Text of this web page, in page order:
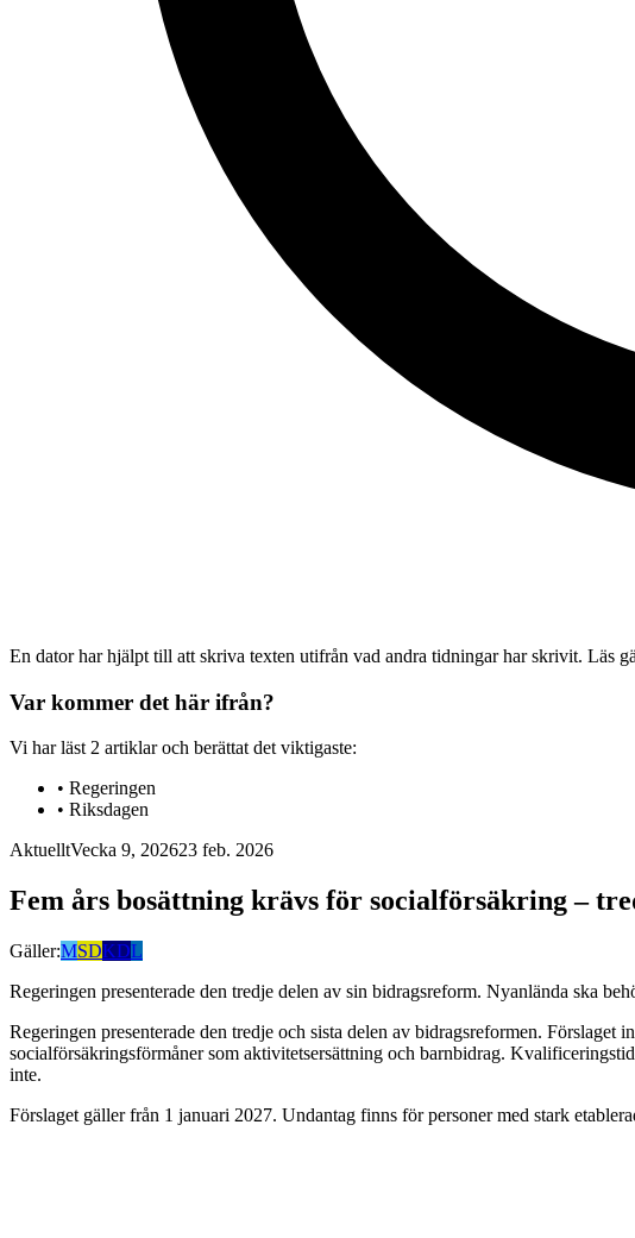
En dator har hjälpt till att skriva texten utifrån vad andra tidningar har skrivit. Läs
Var kommer det här ifrån?
Vi har läst 2 artiklaroch berättat det viktigaste:
• Regeringen
• Riksdagen
AktuelltVecka 9, 202623 feb. 2026
Fem års bosättning krävs för socialförsäkring –
Gäller:MSDKDL
Regeringen presenterade den tredje delen av sin bidragsreform. Nyanlända ska
Regeringen presenterade den tredje och sista delen av bidragsreformen.
socialförsäkringsförmåner som aktivitetsersättning och barnbidrag.
inte.
Förslaget gäller från 1 januari 2027. Undantag finns för personer med stark